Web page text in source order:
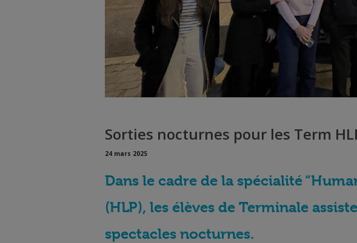
Sorties nocturnes pour les Term
24 mars 2025
Dans le cadre de la spécialité
(HLP), les élèves de Terminale
spectacles nocturnes.